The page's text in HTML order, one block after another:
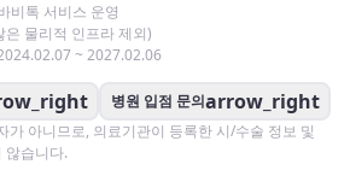
비톡 서비스 운영
은 물리적 인프라 제외)
~ 2027.02.06
병원 입점 문의arrow_right
가 아니므로, 의료기관이 등록한 시/수술 정보 및
않습니다.